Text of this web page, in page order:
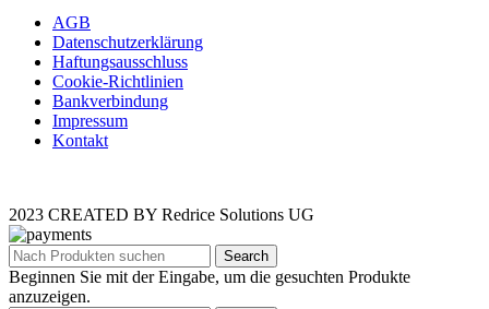
AGB
Datenschutzerklärung
Haftungsausschluss
Cookie-Richtlinien
Bankverbindung
Impressum
Kontakt
2023 CREATED BY Redrice Solutions UG
Search
Beginnen Sie mit der Eingabe, um die gesuchten Produkte
anzuzeigen.